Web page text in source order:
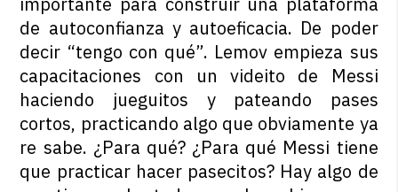
de autoconfianza y autoeficacia. De poder
decir “tengo con qué”. Lemov empieza sus
capacitaciones con un videito de Messi
haciendo jueguitos y pateando pases
cortos, practicando algo que obviamente ya
re sabe. ¿Para qué? ¿Para qué Messi tiene
que practicar hacer pasecitos? Hay algo de